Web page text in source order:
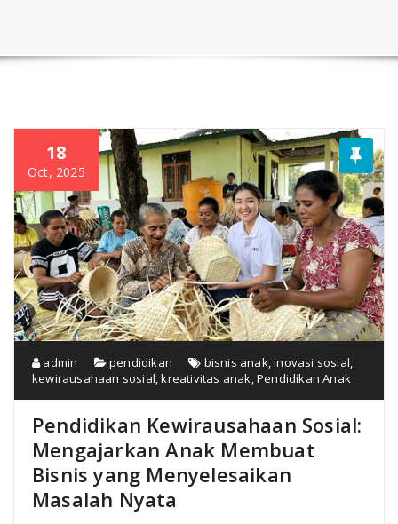
18
Oct, 2025
admin pendidikan bisnis anak,inovasi sosial,
kewirausahaan sosial,kreativitas anak,Pendidikan Anak
Pendidikan Kewirausahaan Sosial:
Mengajarkan Anak Membuat
Bisnis yang Menyelesaikan
Masalah Nyata